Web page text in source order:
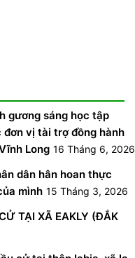
gương sáng học tập
vị tài trợ đồng hành
Long 16 Tháng 6, 2026
dân hân hoan thực
mình 15 Tháng 3, 2026
TẠI XÃ EAKLY (ĐẮK